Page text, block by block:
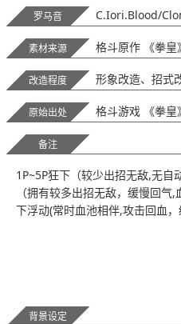
罗马音 C.Iori.Blood/
素材来源 格斗原作 《拳皇
改造程度 形象改造、招式
原始出处 格斗游戏 《拳皇
备注
1P~5P狂下（较少出招无敌,无自
（拥有较多出招无敌，缓慢回
下浮动(常时血池相伴,攻击回血，
背景设定